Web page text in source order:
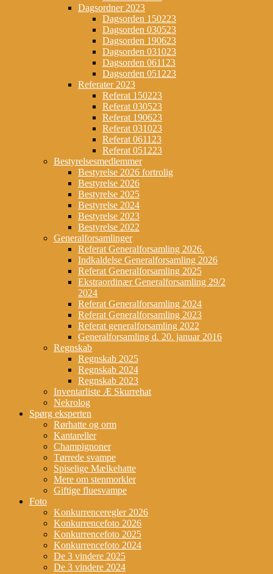
Dagsordner 2023
Dagsorden 150223
Dagsorden 030523
Dagsorden 190623
Dagsorden 031023
Dagsorden 061123
Dagsorden 051223
Referater 2023
Referat 150223
Referat 030523
Referat 190623
Referat 031023
Referat 061123
Referat 051223
Bestyrelsesmedlemmer
Bestyrelse 2026 fortrolig
Bestyrelse 2026
Bestyrelse 2025
Bestyrelse 2024
Bestyrelse 2023
Bestyrelse 2022
Generalforsamlinger
Referat Generalforsamling 2026.
Indkaldelse Generalforsamling 2026
Referat Generalforsamling 2025
Ekstraordinær Generalforsamling 29/2
2024
Referat Generalforsamling 2024
Referat Generalforsamling 2023
Referat generalforsamling 2022
Generalforsamling d. 20. januar 2016
Regnskab
Regnskab 2025
Regnskab 2024
Regnskab 2023
Inventarliste Æ Skurrehat
Nekrolog
Spørg eksperten
Rørhatte og orm
Kantareller
Champignoner
Tørrede svampe
Spiselige Mælkehatte
Mere om stenmorkler
Giftige fluesvampe
Foto
Konkurrenceregler 2026
Konkurrencefoto 2026
Konkurrencefoto 2025
Konkurrencefoto 2024
De 3 vindere 2025
De 3 vindere 2024